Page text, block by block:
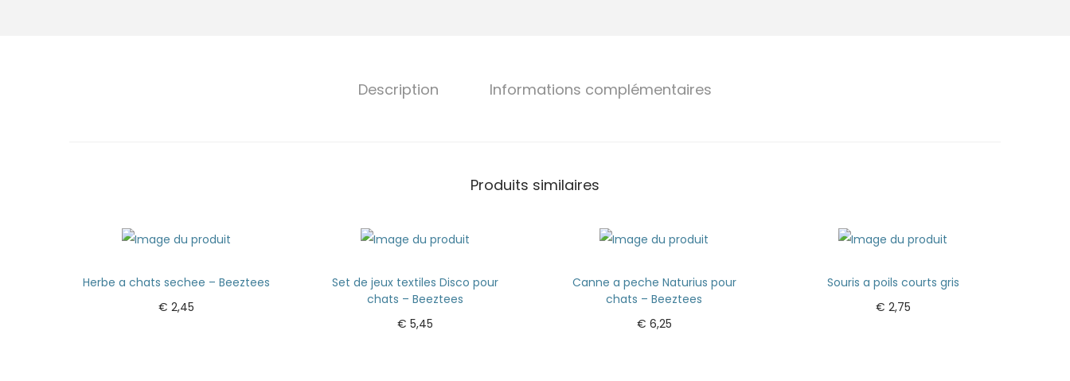
Description Informations complémentaires
Produits similaires
Herbe a chats sechee – Beeztees
€ 2,45
Set de jeux textiles Disco pour
chats – Beeztees
€ 5,45
Canne a peche Naturius pour
chats – Beeztees
€ 6,25
Souris a poils courts gris
€ 2,75